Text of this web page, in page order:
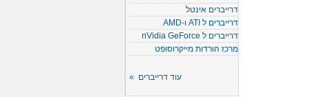
דרייברים אינטל
דרייברים ל ATI ו-AMD
דרייברים ל nVidia GeForce
מרכז הורדות מייקרוסופט
עוד דרייברים »